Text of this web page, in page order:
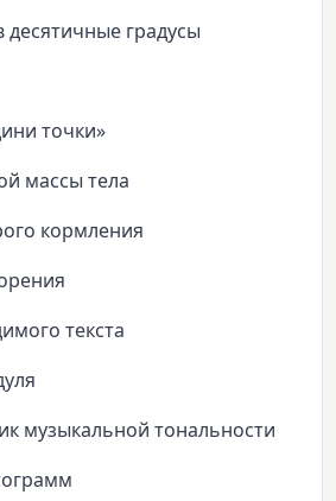
градусы
точки»
массы тела
кормления
текста
музыкальной тональности